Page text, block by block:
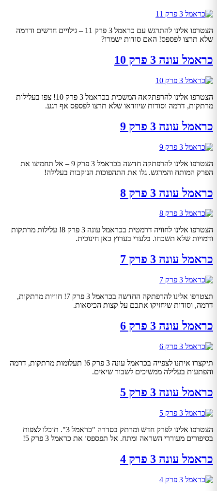
הצטרפו אלינו להתרגש עם כראמל 3 פרק 11 – גילויים חדשים ודרמה
שלא תרצו לפספס! האם סודות ישמרו?
כראמל עונה 3 פרק 10
הצטרפו אלינו להרפתקאה המשכית בכראמל 3 פרק 10! צפו בעלילות
מרתקות, דרמה וסודות שיוודאו שלא תרצו לפספס אף רגע.
כראמל עונה 3 פרק 9
הצטרפו אלינו להרפתקה חדשה בכראמל 3 פרק 9 – אל תחמיצו את
הפרק המותח והמרגש. גלו את התהפוכות הנוקבות בעלילה!
כראמל עונה 3 פרק 8
הצטרפו אלינו לחוויה דרמטית בכראמל עונה 3 פרק 8! עלילות מרתקות
ודמויות שלא תשכחו. בלעדי בערוץ כאן חינוכית.
כראמל עונה 3 פרק 7
תצטרפו אלינו להרפתקה החדשה בכראמל 3 פרק 7! חוויות מרתקות,
דרמה, וסודות שיחזיקו אתכם על קצות הכיסאות.
כראמל עונה 3 פרק 6
תיקצרו איתנו לצפייה בכראמל עונה 3 פרק 6! תעלומות מרתקות, דרמה
והפתעות בעלילה ממשיכים לשבור שיאים.
כראמל עונה 3 פרק 5
הצטרפו אלינו לפרק חדש ומרתק בסדרה "כראמל 3". תוכלו לצפות
בסיפורים מעוררי השראה ומתח. אל תפספסו את כראמל 3 פרק 5!
כראמל עונה 3 פרק 4